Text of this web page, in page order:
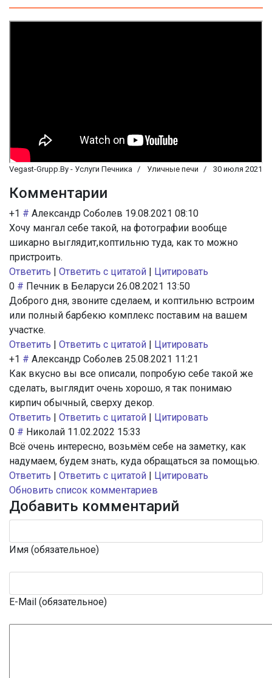
Vegast-Grupp.By - Услуги Печника Уличные печи 30 июля 2021
Комментарии
+1 # Александр Соболев 19.08.2021 08:10
Хочу мангал себе такой, на фотографии вообще
шикарно выглядит,коптильню туда, как то можно
пристроить.
Ответить
Ответить с цитатой
Цитировать
0 # Печник в Беларуси 26.08.2021 13:50
Доброго дня, звоните сделаем, и коптильню встроим
или полный барбекю комплекс поставим на вашем
участке.
Ответить
Ответить с цитатой
Цитировать
+1 # Александр Соболев 25.08.2021 11:21
Как вкусно вы все описали, попробую себе такой же
сделать, выглядит очень хорошо, я так понимаю
кирпич обычный, сверху декор.
Ответить
Ответить с цитатой
Цитировать
0 # Николай 11.02.2022 15:33
Всё очень интересно, возьмём себе на заметку, как
надумаем, будем знать, куда обращаться за помощью.
Ответить
Ответить с цитатой
Цитировать
Обновить список комментариев
Добавить комментарий
Имя (обязательное)
E-Mail (обязательное)